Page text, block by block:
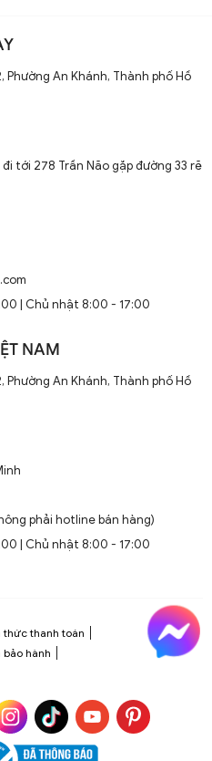
Phường An Khánh, Thành phố Hồ
tới 278 Trần Não gặp đường 33 rẽ
| Chủ nhật 8:00 - 17:00
NAM
Phường An Khánh, Thành phố Hồ
phải hotline bán hàng)
| Chủ nhật 8:00 - 17:00
thức thanh toán
bảo hành